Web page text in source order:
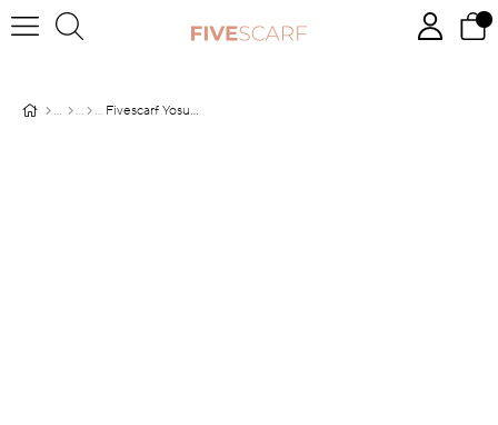
Fivescarf Yosun Yeşili Şeritli Etnik Desen Brand Şal